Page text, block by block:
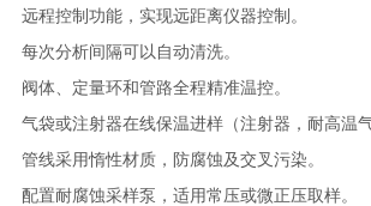
远程控制功能，实现远距离仪器控制。
每次分析间隔可以自动清洗。
阀体、定量环和管路全程精准温控。
气袋或注射器在线保温进样（注射器，耐高温气
管线采用惰性材质，防腐蚀及交叉污染。
配置耐腐蚀采样泵，适用常压或微正压取样。